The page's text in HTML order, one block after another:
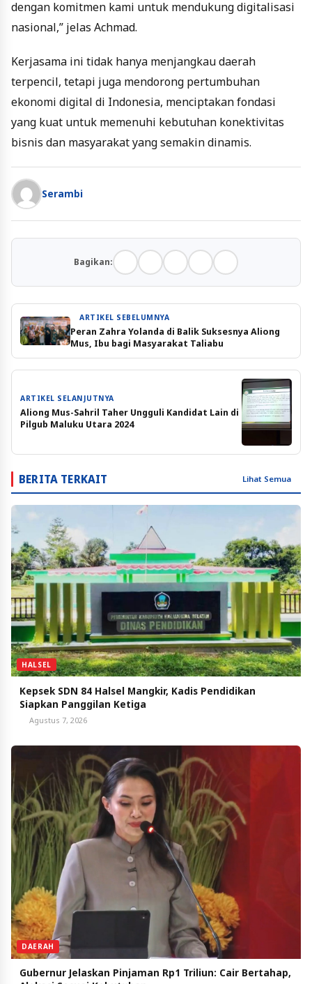
dengan komitmen kami untuk mendukung digitalisasi
nasional,” jelas Achmad.
Kerjasama ini tidak hanya menjangkau daerah
terpencil, tetapi juga mendorong pertumbuhan
ekonomi digital di Indonesia, menciptakan fondasi
yang kuat untuk memenuhi kebutuhan konektivitas
bisnis dan masyarakat yang semakin dinamis.
Serambi
Bagikan:
ARTIKEL SEBELUMNYA
Peran Zahra Yolanda di Balik Suksesnya Aliong
Mus, Ibu bagi Masyarakat Taliabu
ARTIKEL SELANJUTNYA
Aliong Mus-Sahril Taher Ungguli Kandidat Lain di
Pilgub Maluku Utara 2024
BERITA TERKAIT Lihat Semua
HALSEL
Kepsek SDN 84 Halsel Mangkir, Kadis Pendidikan
Siapkan Panggilan Ketiga
Agustus 7, 2026
DAERAH
Gubernur Jelaskan Pinjaman Rp1 Triliun: Cair Bertahap,